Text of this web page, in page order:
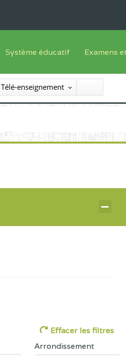
des Enseignements
Système éducatif
Offre de formation
Progammes d'études
Examens
Inscriptions
Liste des
Diplômes
Télé-enseignement
Effacer les filtres
Arrondissement